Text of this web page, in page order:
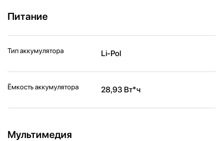
Питание
Тип аккумулятора Li-Pol
Ёмкость аккумулятора 28,93 Вт*ч
Мультимедия